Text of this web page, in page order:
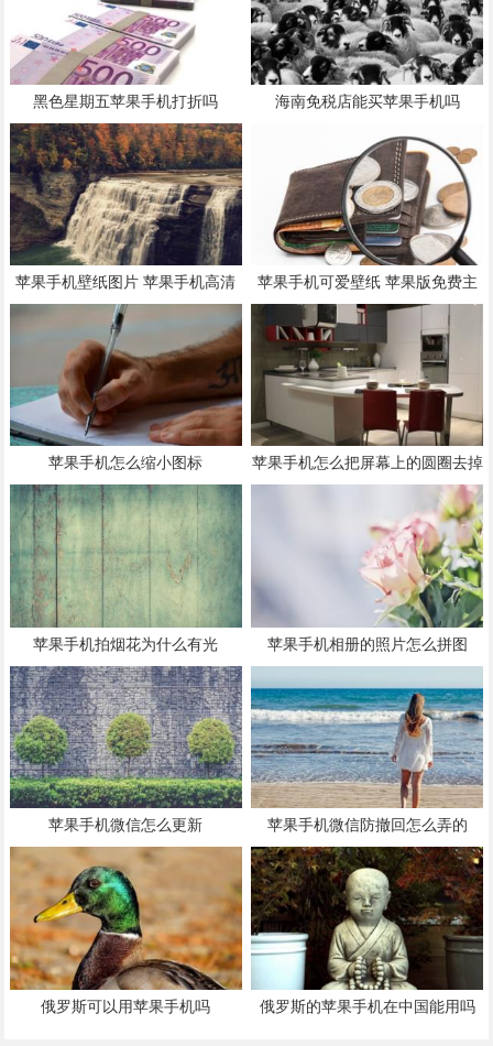
黑色星期五苹果手机打折吗 海南免税店能买苹果手机吗
苹果手机壁纸图片 苹果手机高清
壁纸 全屏
苹果手机可爱壁纸 苹果版免费主
题商店
苹果手机怎么缩小图标 苹果手机怎么把屏幕上的圆圈去掉
苹果手机拍烟花为什么有光 苹果手机相册的照片怎么拼图
苹果手机微信怎么更新 苹果手机微信防撤回怎么弄的
俄罗斯可以用苹果手机吗 俄罗斯的苹果手机在中国能用吗